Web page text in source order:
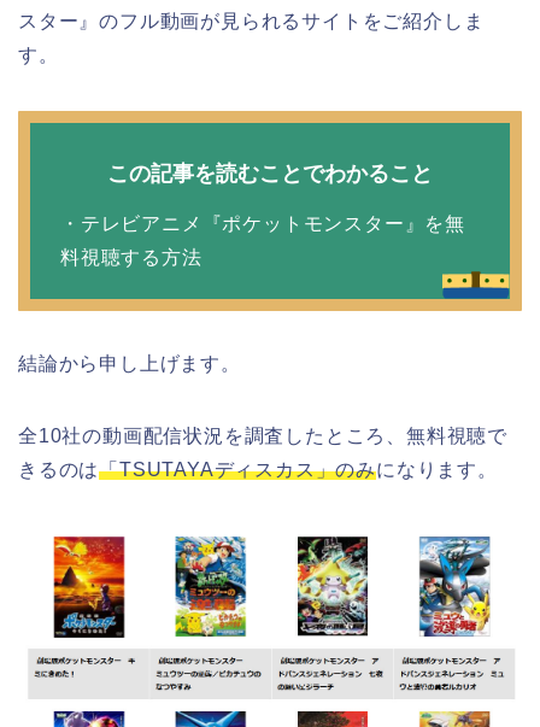
スター』のフル動画が見られるサイトをご紹介しま
す。
この記事を読むことでわかること
・テレビアニメ『ポケットモンスター』を無
料視聴する方法
結論から申し上げます。
全10社の動画配信状況を調査したところ、無料視聴で
きるのは「TSUTAYAディスカス」のみになります。